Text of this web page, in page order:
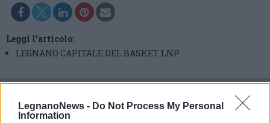
LegnanoNews - Do Not Process My Personal
Information
Leggi l'articolo:
LEGNANO CAPITALE DEL BASKET LNP